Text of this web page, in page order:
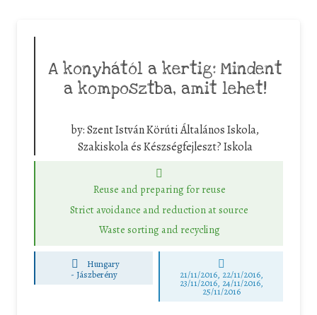
A konyhától a kertig: Mindent
a komposztba, amit lehet!
by:Szent István Körúti Általános Iskola,
Szakiskola és Készségfejleszt? Iskola
Reuse and preparing for reuse
Strict avoidance and reduction at source
Waste sorting and recycling
Hungary
- Jászberény 21/11/2016, 22/11/2016,
23/11/2016, 24/11/2016,
25/11/2016